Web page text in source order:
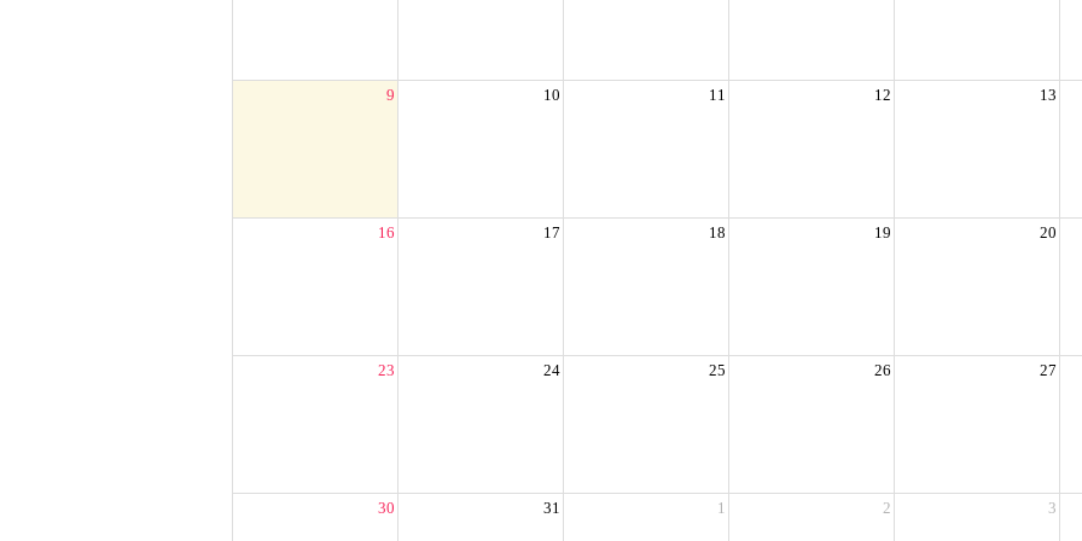
9 10 11 12 13
16 17 18 19 20
23 24 25 26 27
30 31 1 2 3